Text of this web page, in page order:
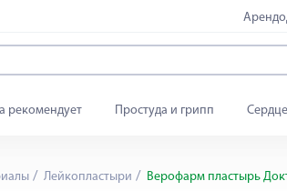
рекомендует Простуда и грипп
Лейкопластыри Верофарм пластырь